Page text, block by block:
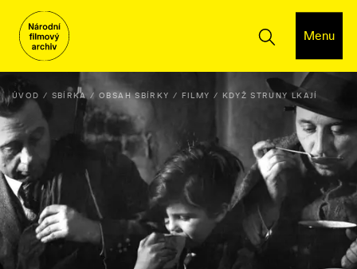
Menu
ÚVOD SBÍRKA OBSAH SBÍRKY FILMY KDYŽ STRUNY LKAJÍ